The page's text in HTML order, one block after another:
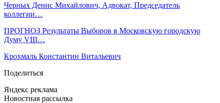
Черных Денис Михайлович, Адвокат, Председатель
коллегии…
ПРОГНОЗ Результаты Выборов в Московскую городскую
Думу VIII…
Крохмаль Константин Витальевич
Поделиться
Яндекс реклама
Новостная рассылка